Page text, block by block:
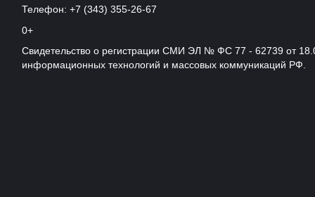
Телефон: +7 (343) 355-26-67
0+
Свидетельство о регистрации СМИ ЭЛ № ФС 77 - 62739 от
информационных технологий и массовых коммуникаций РФ.